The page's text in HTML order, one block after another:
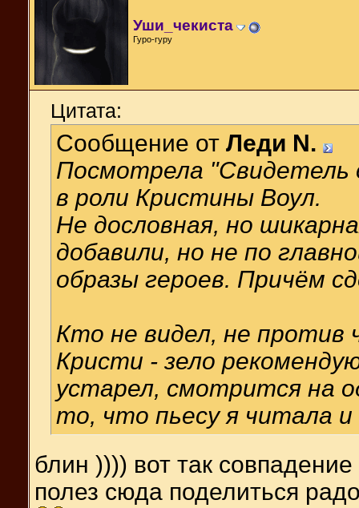
Уши_чекиста
Гуро-гуру
Цитата:
Сообщение от Леди N.
Посмотрела "Свидетель
в роли Кристины Воул.
Не дословная, но
добавили, но не по
образы героев. Причём
Кто не видел, не против
Кристи - зело
устарел, смотрится на
то, что пьесу я читала и
блин )))) вот так
полез сюда поделиться